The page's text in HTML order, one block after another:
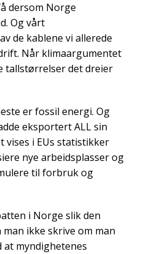
dersom Norge
Og vårt
de kablene vi allerede
Når klimaargumentet
tallstørrelser det dreier
er fossil energi. Og
eksportert ALL sin
vises i EUs statistikker
nye arbeidsplasser og
til forbruk og
i Norge slik den
ikke skrive om man
myndighetenes